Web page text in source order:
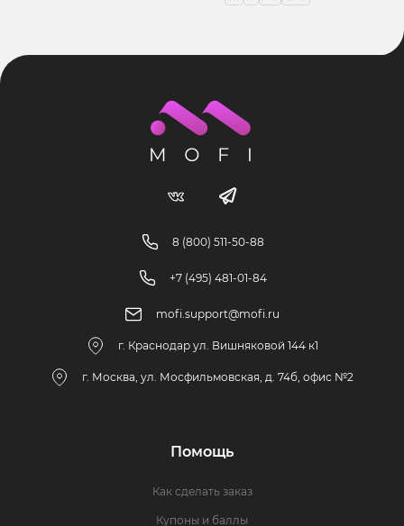
8 (800) 511-50-88
+7 (495) 481-01-84
mofi.support@mofi.ru
г. Краснодар ул. Вишняковой 144 к1
г. Москва, ул. Мосфильмовская, д. 74б, офис №2
Помощь
Как сделать заказ
Купоны и баллы